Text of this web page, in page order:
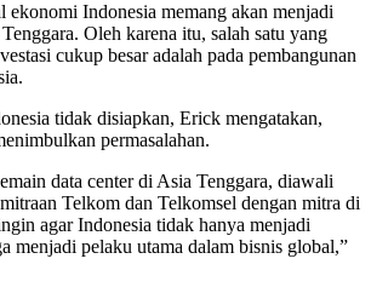
Indonesia memang akan menjadi
Oleh karena itu, salah satu yang
cukup besar adalah pada pembangunan
tidak disiapkan, Erick mengatakan,
permasalahan.
data center di Asia Tenggara, diawali
Telkom dan Telkomsel dengan mitra di
agar Indonesia tidak hanya menjadi
menjadi pelaku utama dalam bisnis global,”